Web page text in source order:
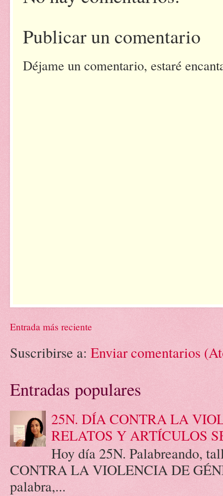
Publicar un comentario
Déjame un comentario, estaré
Entrada más reciente
Suscribirse a: Enviar comentarios
Entradas populares
25N. DÍA CONTRA LA
RELATOS Y ARTÍCULOS
Hoy día 25N. Palabreando,
CONTRA LA VIOLENCIA DE
palabra,...